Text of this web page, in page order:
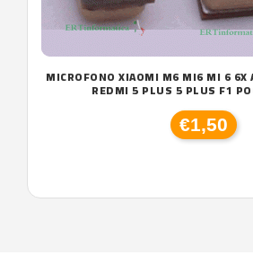
MICROFONO XIAOMI M6 MI6 MI 6
REDMI 5 PLUS 5 PLUS F1
€1,50